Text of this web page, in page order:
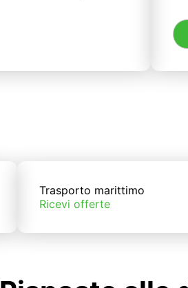
Trasporto marittimo
Ricevi offerte